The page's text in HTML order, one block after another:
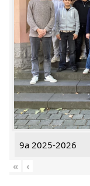
9a 2025-2026
«
‹